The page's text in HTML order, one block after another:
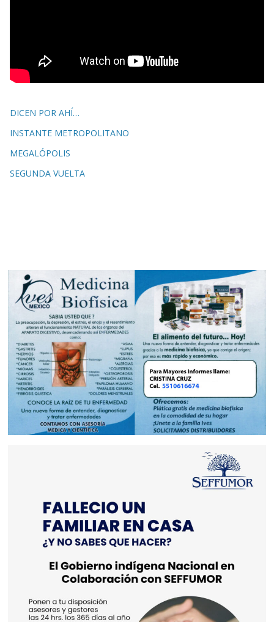
DICEN POR AHÍ…
INSTANTE METROPOLITANO
MEGALÓPOLIS
SEGUNDA VUELTA